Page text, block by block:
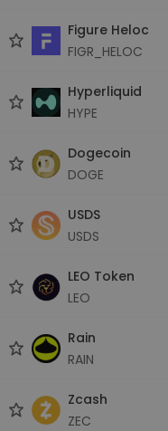
Figure Heloc
FIGR_HELOC
Hyperliquid
HYPE
Dogecoin
DOGE
USDS
USDS
LEO Token
LEO
Rain
RAIN
Zcash
ZEC